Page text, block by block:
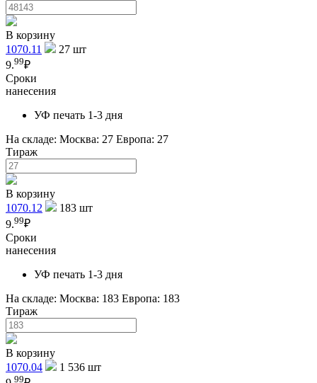
В корзину
1070.11
27 шт
9.99₽
Сроки
нанесения
УФ печать 1-3 дня
На складе: Москва: 27 Европа: 27
Тираж
В корзину
1070.12
183 шт
9.99₽
Сроки
нанесения
УФ печать 1-3 дня
На складе: Москва: 183 Европа: 183
Тираж
В корзину
1070.04
1 536 шт
99